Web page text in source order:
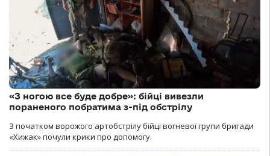
«З ногою все буде добре»: бійці вивезли
пораненого побратима з-під обстрілу
З початком ворожого артобстрілу бійці вогневої групи бригади
«Хижак» почули крики про допомогу.